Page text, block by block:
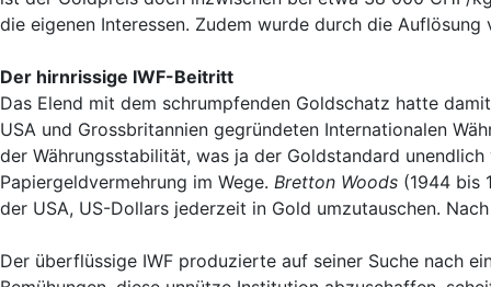
die eigenen Interessen. Zudem wurde durch die
Der hirnrissige IWF-Beitritt
Das Elend mit dem schrumpfenden Goldschatz hatte
USA und Grossbritannien gegründeten Internationalen
der Währungsstabilität, was ja der Goldstandard
Papiergeldvermehrung im Wege. Bretton Woods (1944 bis
der USA, US-Dollars jederzeit in Gold umzutauschen.
Der überflüssige IWF produzierte auf seiner Suche nach